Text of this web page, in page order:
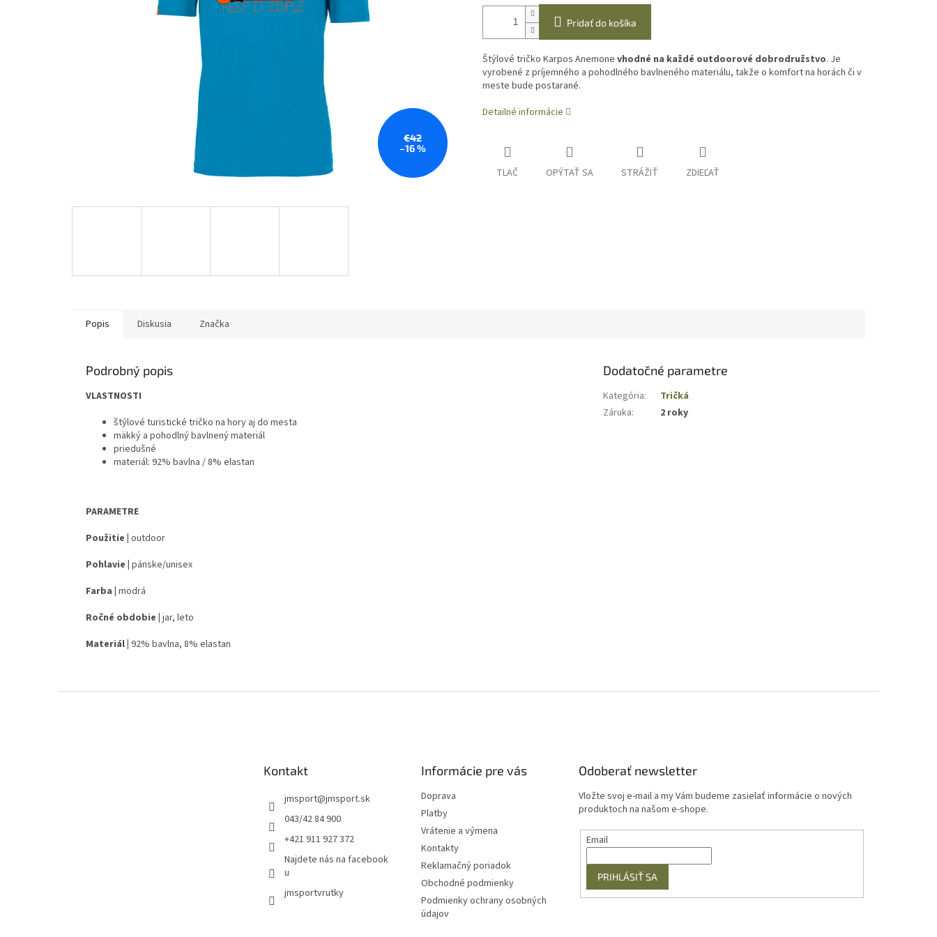
€42
–16 %
Pridať do košíka
Štýlové tričko Karpos Anemone vhodné na každé outdoorové dobrodružstvo. Je
vyrobené z príjemného a pohodlného bavlneného materiálu, takže o komfort na horách či v
meste bude postarané.
Detailné informácie
TLAČ OPÝTAŤ SA STRÁŽIŤ ZDIEĽAŤ
Popis Diskusia Značka
Podrobný popis
VLASTNOSTI
štýlové turistické tričko na hory aj do mesta
mäkký a pohodlný bavlnený materiál
priedušné
materiál: 92% bavlna / 8% elastan
PARAMETRE
Použitie | outdoor
Pohlavie | pánske/unisex
Farba | modrá
Ročné obdobie | jar, leto
Materiál | 92% bavlna, 8% elastan
Dodatočné parametre
Kategória:
Tričká
Záruka: 2 roky
Kontakt
jmsport@jmsport.sk
043/42 84 900
+421 911 927 372
Najdete nás na facebook
u
jmsportvrutky
Informácie pre vás
Doprava
Platby
Vrátenie a výmena
Kontakty
Reklamačný poriadok
Obchodné podmienky
Podmienky ochrany osobných
údajov
Odoberať newsletter
Vložte svoj e-mail a my Vám budeme zasielať informácie o nových
produktoch na našom e-shope.
Email
PRIHLÁSIŤ SA